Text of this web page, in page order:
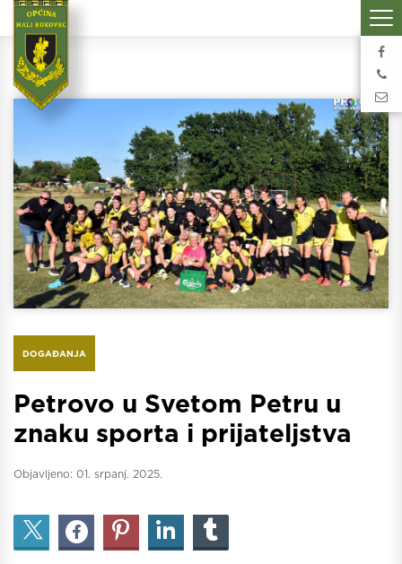
DOGAĐANJA
Petrovo u Svetom Petru u
znaku sporta i prijateljstva
Objavljeno: 01. srpanj. 2025.